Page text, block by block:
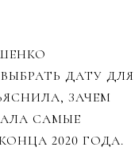
ДАТУ ДЛЯ
ЗАЧЕМ
САМЫЕ
2020 ГОДА.